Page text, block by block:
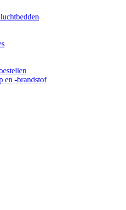
en -brandstof